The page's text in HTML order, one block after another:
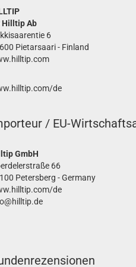
Hilltip Ab
6
Pietarsaari - Finland
de
/ EU-
GmbH
66
Petersberg - Germany
de